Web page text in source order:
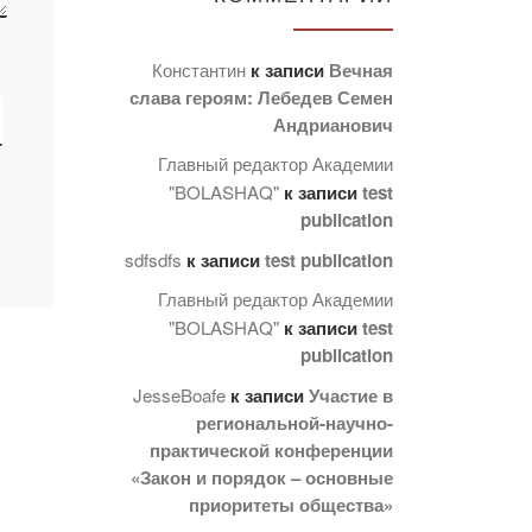
Константин к записи Вечная
слава героям: Лебедев Семен
Андрианович
Главный редактор Академии
"BOLASHAQ" к записиtest
publication
sdfsdfs к записиtest publication
Главный редактор Академии
"BOLASHAQ" к записиtest
publication
JesseBoafe к записиУчастие в
региональной-научно-
практической конференции
«Закон и порядок – основные
приоритеты общества»